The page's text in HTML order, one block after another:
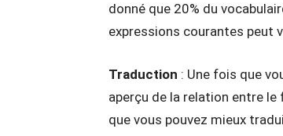
donné que 20% du
expressions courantes peut
Traduction : Une fois que
aperçu de la relation entre
que vous pouvez mieux